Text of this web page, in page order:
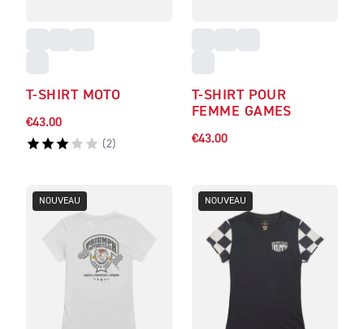
T-SHIRT MOTO
€43.00
(2)
T-SHIRT POUR
FEMME GAMES
€43.00
NOUVEAU NOUVEAU